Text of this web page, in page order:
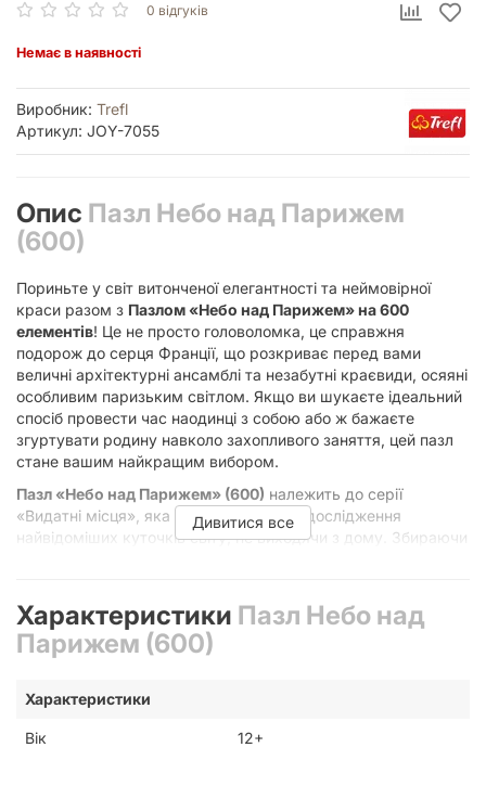
0 відгуків
Немає в наявності
Виробник: Trefl
Артикул: JOY-7055
Опис Пазл Небо над Парижем
(600)
Пориньте у світ витонченої елегантності та неймовірної
краси разом з Пазлом «Небо над Парижем» на 600
елементів! Це не просто головоломка, це справжня
подорож до серця Франції, що розкриває перед вами
величні архітектурні ансамблі та незабутні краєвиди, осяяні
особливим паризьким світлом. Якщо ви шукаєте ідеальний
спосіб провести час наодинці з собою або ж бажаєте
згуртувати родину навколо захопливого заняття, цей пазл
стане вашим найкращим вибором.
Пазл «Небо над Парижем» (600) належить до серії
«Видатні місця», яка запрошує вас до дослідження
найвідоміших куточків світу, не виходячи з дому. Збираючи
Цей пазл розрахований на вікову категорію 12+, що робить
його чудовим подарунком як для підлітків, так і для
дорослих поціновувачів інтелектуального дозвілля та
Чому варто обрати саме цей пазл?
Париж – місто кохання, моди,
Дивитися все
Характеристики Пазл Небо над
Парижем (600)
Характеристики
Вік 12+